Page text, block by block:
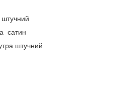
сатин
штучний